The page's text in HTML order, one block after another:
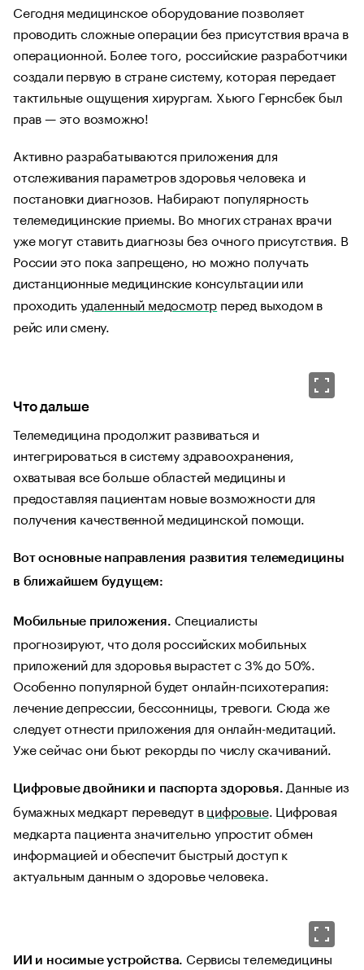
Сегодня медицинское оборудование позволяет
проводить сложные операции без присутствия врача в
операционной. Более того, российские разработчики
создали первую в стране систему, которая передает
тактильные ощущения хирургам. Хьюго Гернсбек был
прав — это возможно!
Активно разрабатываются приложения для
отслеживания параметров здоровья человека и
постановки диагнозов. Набирают популярность
телемедицинские приемы. Во многих странах врачи
уже могут ставить диагнозы без очного присутствия. В
России это пока запрещено, но можно получать
дистанционные медицинские консультации или
проходитьудаленный медосмотр перед выходом в
рейс или смену.
Что дальше
Телемедицина продолжит развиваться и
интегрироваться в систему здравоохранения,
охватывая все больше областей медицины и
предоставляя пациентам новые возможности для
получения качественной медицинской помощи.
Вот основные направления развития телемедицины
в ближайшем будущем:
Мобильные приложения. Специалисты
прогнозируют, что доля российских мобильных
приложений для здоровья вырастет с 3% до 50%.
Особенно популярной будет онлайн-психотерапия:
лечение депрессии, бессонницы, тревоги. Сюда же
следует отнести приложения для онлайн-медитаций.
Уже сейчас они бьют рекорды по числу скачиваний.
Цифровые двойники и паспорта здоровья. Данные из
бумажных медкарт переведут вцифровые. Цифровая
медкарта пациента значительно упростит обмен
информацией и обеспечит быстрый доступ к
актуальным данным о здоровье человека.
ИИ и носимые устройства. Сервисы телемедицины